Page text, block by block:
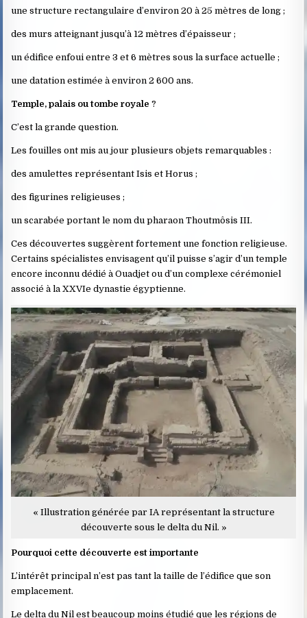
une structure rectangulaire d’environ 20 à 25 mètres de long ;
des murs atteignant jusqu’à 12 mètres d’épaisseur ;
un édifice enfoui entre 3 et 6 mètres sous la surface actuelle ;
une datation estimée à environ 2 600 ans.
Temple, palais ou tombe royale ?
C’est la grande question.
Les fouilles ont mis au jour plusieurs objets remarquables :
des amulettes représentant Isis et Horus ;
des figurines religieuses ;
un scarabée portant le nom du pharaon Thoutmôsis III.
Ces découvertes suggèrent fortement une fonction religieuse.
Certains spécialistes envisagent qu’il puisse s’agir d’un temple
encore inconnu dédié à Ouadjet ou d’un complexe cérémoniel
associé à la XXVIe dynastie égyptienne.
« Illustration générée par IA représentant la structure
découverte sous le delta du Nil. »
Pourquoi cette découverte est importante
L’intérêt principal n’est pas tant la taille de l’édifice que son
emplacement.
Le delta du Nil est beaucoup moins étudié que les régions de